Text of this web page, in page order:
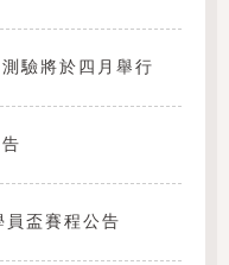
驗將於四月舉行
員盃賽程公告